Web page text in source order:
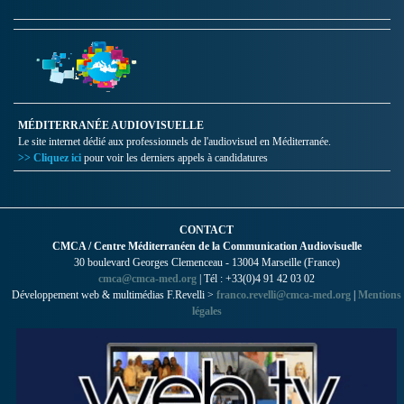
MÉDITERRANÉE AUDIOVISUELLE
Le site internet dédié aux professionnels de l'audiovisuel en Méditerranée.
>> Cliquez ici pour voir les derniers appels à candidatures
CONTACT
CMCA / Centre Méditerranéen de la Communication Audiovisuelle
30 boulevard Georges Clemenceau - 13004 Marseille (France)
cmca@cmca-med.org | Tél : +33(0)4 91 42 03 02
Développement web & multimédias F.Revelli > franco.revelli@cmca-med.org | Mentions
légales